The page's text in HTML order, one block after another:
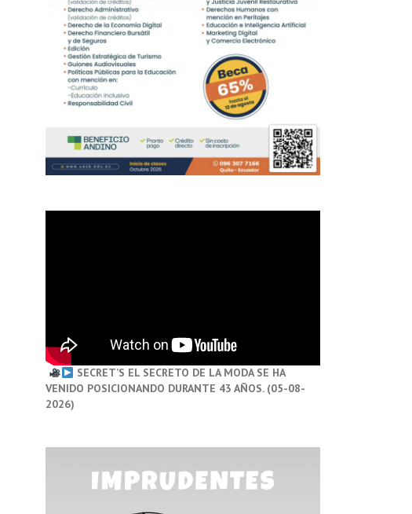
SECRET’S EL SECRETO DE LA MODA SE HA
VENIDO POSICIONANDO DURANTE 43 AÑOS. (05-08-
2026)